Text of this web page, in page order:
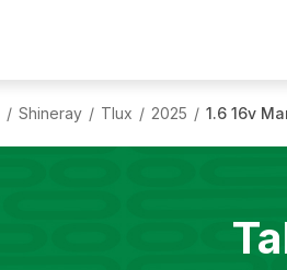
/ Shineray / Tlux / 2025 / 1.6 16v